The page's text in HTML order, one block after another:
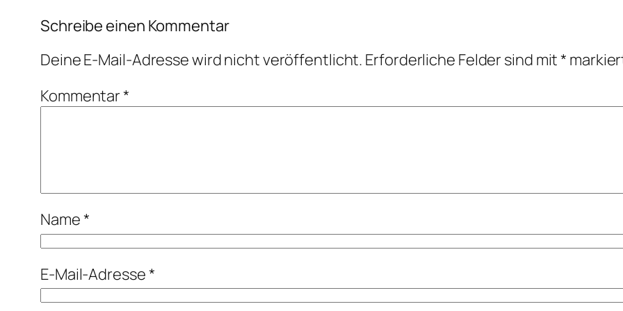
Schreibe einen Kommentar
Deine E-Mail-Adresse wird nicht veröffentlicht. Erforderliche Felder sind mit*
Kommentar*
Name*
E-Mail-Adresse*